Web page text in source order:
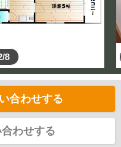
8
合わせする
わせする